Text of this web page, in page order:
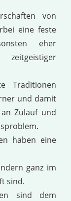
von
eine feste
eher
Traditionen
und damit
Zulauf und
haben eine
ganz im
sind.
sind dem